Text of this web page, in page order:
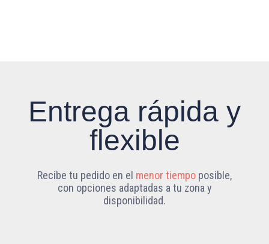
Entrega rápida y
flexible
Recibe tu pedido en el menor tiempo posible,
con opciones adaptadas a tu zona y
disponibilidad.